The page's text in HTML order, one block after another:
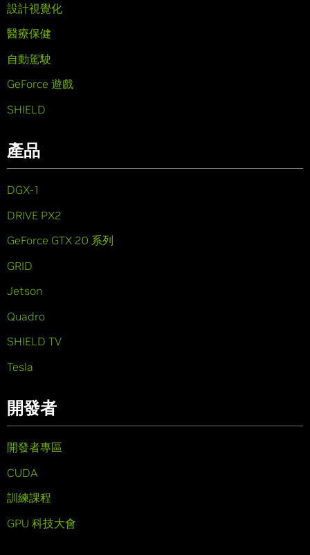
設計視覺化
醫療保健
自動駕駛
GeForce 遊戲
SHIELD
產品
DGX-1
DRIVE PX2
GeForce GTX 20 系列
GRID
Jetson
Quadro
SHIELD TV
Tesla
開發者
開發者專區
CUDA
訓練課程
GPU 科技大會